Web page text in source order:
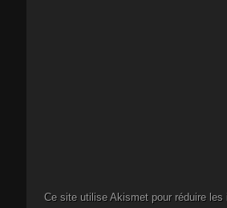
Ce site utilise Akismet pour réduire les